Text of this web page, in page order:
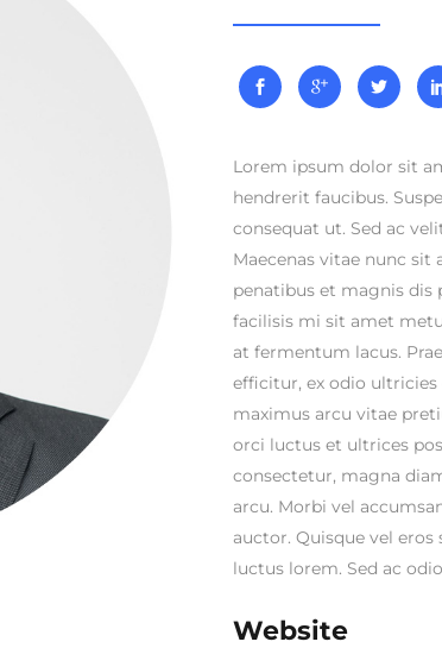
Lorem ipsum dolor sit
hendrerit faucibus.
consequat ut. Sed ac
Maecenas vitae nunc
penatibus et magnis dis
facilisis mi sit amet
at fermentum lacus.
efficitur, ex odio
maximus arcu vitae
orci luctus et ultrices
consectetur, magna
arcu. Morbi vel
auctor. Quisque vel
luctus lorem. Sed ac
Website